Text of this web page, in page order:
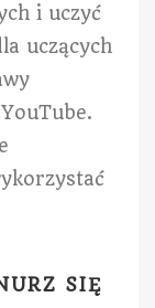
i uczyć
uczących
SIĘ